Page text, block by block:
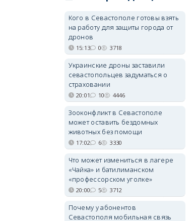
Кого в Севастополе готовы взять
на работу для защиты города от
дронов
15:13 0 3718
Украинские дроны заставили
севастопольцев задуматься о
страховании
20:01 10 4446
Зооконфликт в Севастополе
может оставить бездомных
животных без помощи
17:02 6 3330
Что может измениться в лагере
«Чайка» и батилиманском
«профессорском уголке»
20:00 5 3712
Почему у абонентов
Севастополя мобильная связь